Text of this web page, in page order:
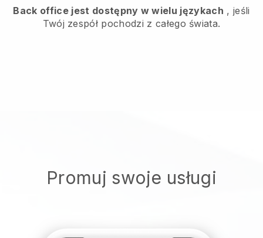
Back office jest dostępny w wielu językach , jeśli
Twój zespół pochodzi z całego świata.
Promuj swoje usługi